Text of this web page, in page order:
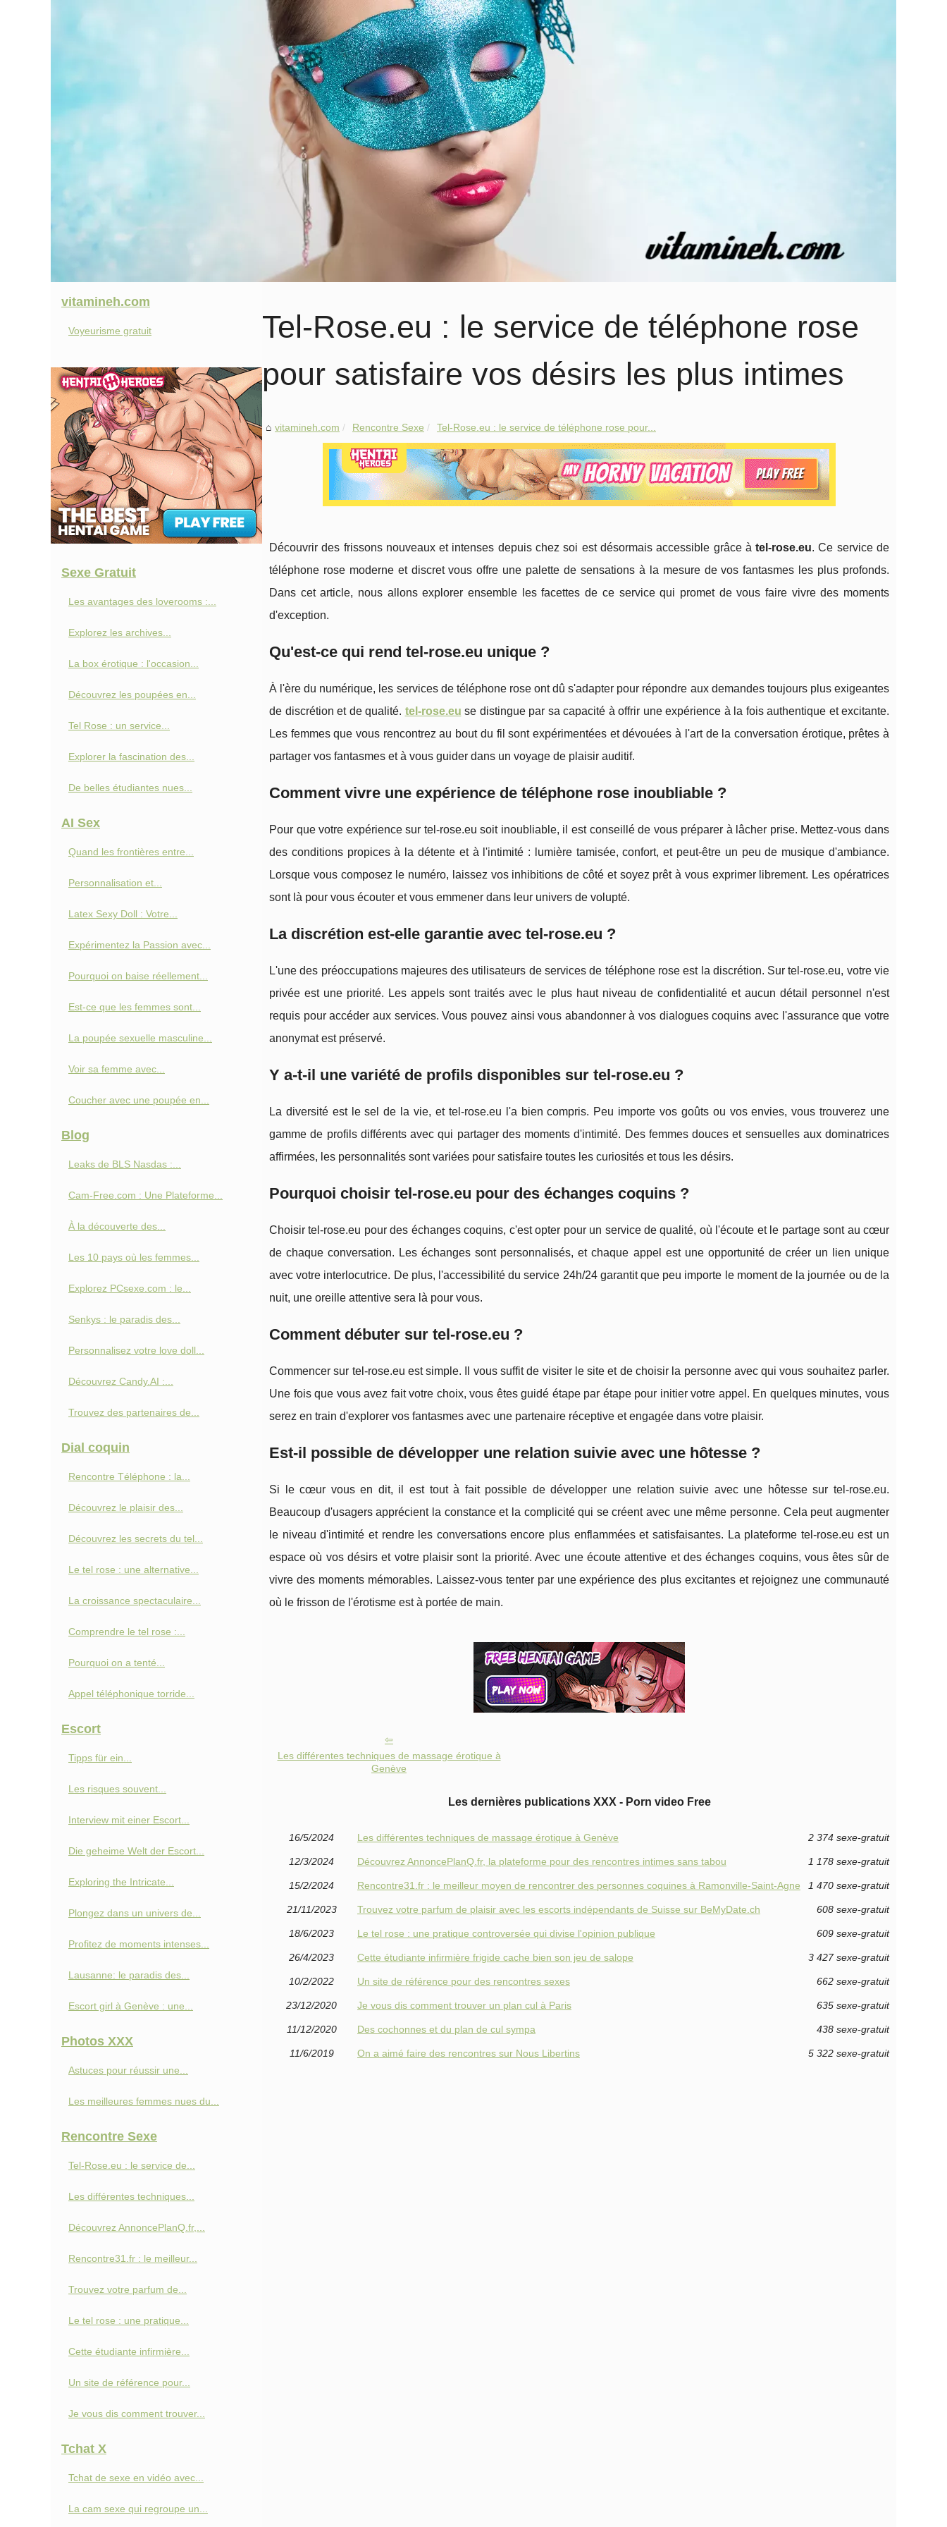
Tel-Rose.eu : le service de téléphone rose
pour satisfaire vos désirs les plus intimes
vitamineh.com Rencontre Sexe Tel-Rose.eu : le service de téléphone rose pour...
Découvrir des frissons nouveaux et intenses depuis chez soi est désormais accessible grâce àtel-rose.eu. Ce service de
téléphone rose moderne et discret vous offre une palette de sensations à la mesure de vos fantasmes les plus profonds.
Dans cet article, nous allons explorer ensemble les facettes de ce service qui promet de vous faire vivre des moments
d'exception.
Qu'est-ce qui rend tel-rose.eu unique ?
À l'ère du numérique, les services de téléphone rose ont dû s'adapter pour répondre aux demandes toujours plus exigeantes
de discrétion et de qualité. tel-rose.eu se distingue par sa capacité à offrir une expérience à la fois authentique et excitante.
Les femmes que vous rencontrez au bout du fil sont expérimentées et dévouées à l'art de la conversation érotique, prêtes à
partager vos fantasmes et à vous guider dans un voyage de plaisir auditif.
Comment vivre une expérience de téléphone rose inoubliable ?
Pour que votre expérience sur tel-rose.eu soit inoubliable, il est conseillé de vous préparer à lâcher prise. Mettez-vous dans
des conditions propices à la détente et à l'intimité : lumière tamisée, confort, et peut-être un peu de musique d'ambiance.
Lorsque vous composez le numéro, laissez vos inhibitions de côté et soyez prêt à vous exprimer librement. Les opératrices
sont là pour vous écouter et vous emmener dans leur univers de volupté.
La discrétion est-elle garantie avec tel-rose.eu ?
L'une des préoccupations majeures des utilisateurs de services de téléphone rose est la discrétion. Sur tel-rose.eu, votre vie
privée est une priorité. Les appels sont traités avec le plus haut niveau de confidentialité et aucun détail personnel n'est
requis pour accéder aux services. Vous pouvez ainsi vous abandonner à vos dialogues coquins avec l'assurance que votre
anonymat est préservé.
Y a-t-il une variété de profils disponibles sur tel-rose.eu ?
La diversité est le sel de la vie, et tel-rose.eu l'a bien compris. Peu importe vos goûts ou vos envies, vous trouverez une
gamme de profils différents avec qui partager des moments d'intimité. Des femmes douces et sensuelles aux dominatrices
affirmées, les personnalités sont variées pour satisfaire toutes les curiosités et tous les désirs.
Pourquoi choisir tel-rose.eu pour des échanges coquins ?
Choisir tel-rose.eu pour des échanges coquins, c'est opter pour un service de qualité, où l'écoute et le partage sont au cœur
de chaque conversation. Les échanges sont personnalisés, et chaque appel est une opportunité de créer un lien unique
avec votre interlocutrice. De plus, l'accessibilité du service 24h/24 garantit que peu importe le moment de la journée ou de la
nuit, une oreille attentive sera là pour vous.
Comment débuter sur tel-rose.eu ?
Commencer sur tel-rose.eu est simple. Il vous suffit de visiter le site et de choisir la personne avec qui vous souhaitez parler.
Une fois que vous avez fait votre choix, vous êtes guidé étape par étape pour initier votre appel. En quelques minutes, vous
serez en train d'explorer vos fantasmes avec une partenaire réceptive et engagée dans votre plaisir.
Est-il possible de développer une relation suivie avec une hôtesse ?
Si le cœur vous en dit, il est tout à fait possible de développer une relation suivie avec une hôtesse sur tel-rose.eu.
Beaucoup d'usagers apprécient la constance et la complicité qui se créent avec une même personne. Cela peut augmenter
le niveau d'intimité et rendre les conversations encore plus enflammées et satisfaisantes. La plateforme tel-rose.eu est un
espace où vos désirs et votre plaisir sont la priorité. Avec une écoute attentive et des échanges coquins, vous êtes sûr de
vivre des moments mémorables. Laissez-vous tenter par une expérience des plus excitantes et rejoignez une communauté
où le frisson de l'érotisme est à portée de main.
Les différentes techniques de massage érotique à
Genève
Les dernières publications XXX - Porn video Free
16/5/2024 Les différentes techniques de massage érotique à Genève 2 374 sexe-gratuit
12/3/2024 Découvrez AnnoncePlanQ.fr, la plateforme pour des rencontres intimes sans tabou 1 178 sexe-gratuit
15/2/2024 Rencontre31.fr : le meilleur moyen de rencontrer des personnes coquines à Ramonville-Saint-Agne 1 470 sexe-gratuit
21/11/2023 Trouvez votre parfum de plaisir avec les escorts indépendants de Suisse sur BeMyDate.ch 608 sexe-gratuit
18/6/2023 Le tel rose : une pratique controversée qui divise l'opinion publique 609 sexe-gratuit
26/4/2023 Cette étudiante infirmière frigide cache bien son jeu de salope 3 427 sexe-gratuit
10/2/2022 Un site de référence pour des rencontres sexes 662 sexe-gratuit
23/12/2020 Je vous dis comment trouver un plan cul à Paris 635 sexe-gratuit
11/12/2020 Des cochonnes et du plan de cul sympa 438 sexe-gratuit
11/6/2019 On a aimé faire des rencontres sur Nous Libertins 5 322 sexe-gratuit
vitamineh.com
Voyeurisme gratuit
Sexe Gratuit
Les avantages des loverooms :...
Explorez les archives...
La box érotique : l'occasion...
Découvrez les poupées en...
Tel Rose : un service...
Explorer la fascination des...
De belles étudiantes nues...
AI Sex
Quand les frontières entre...
Personnalisation et...
Latex Sexy Doll : Votre...
Expérimentez la Passion avec...
Pourquoi on baise réellement...
Est-ce que les femmes sont...
La poupée sexuelle masculine...
Voir sa femme avec...
Coucher avec une poupée en...
Blog
Leaks de BLS Nasdas :...
Cam-Free.com : Une Plateforme...
À la découverte des...
Les 10 pays où les femmes...
Explorez PCsexe.com : le...
Senkys : le paradis des...
Personnalisez votre love doll...
Découvrez Candy.AI :...
Trouvez des partenaires de...
Dial coquin
Rencontre Téléphone : la...
Découvrez le plaisir des...
Découvrez les secrets du tel...
Le tel rose : une alternative...
La croissance spectaculaire...
Comprendre le tel rose :...
Pourquoi on a tenté...
Appel téléphonique torride...
Escort
Tipps für ein...
Les risques souvent...
Interview mit einer Escort...
Die geheime Welt der Escort...
Exploring the Intricate...
Plongez dans un univers de...
Profitez de moments intenses...
Lausanne: le paradis des...
Escort girl à Genève : une...
Photos XXX
Astuces pour réussir une...
Les meilleures femmes nues du...
Rencontre Sexe
Tel-Rose.eu : le service de...
Les différentes techniques...
Découvrez AnnoncePlanQ.fr,...
Rencontre31.fr : le meilleur...
Trouvez votre parfum de...
Le tel rose : une pratique...
Cette étudiante infirmière...
Un site de référence pour...
Je vous dis comment trouver...
Tchat X
Tchat de sexe en vidéo avec...
La cam sexe qui regroupe un...